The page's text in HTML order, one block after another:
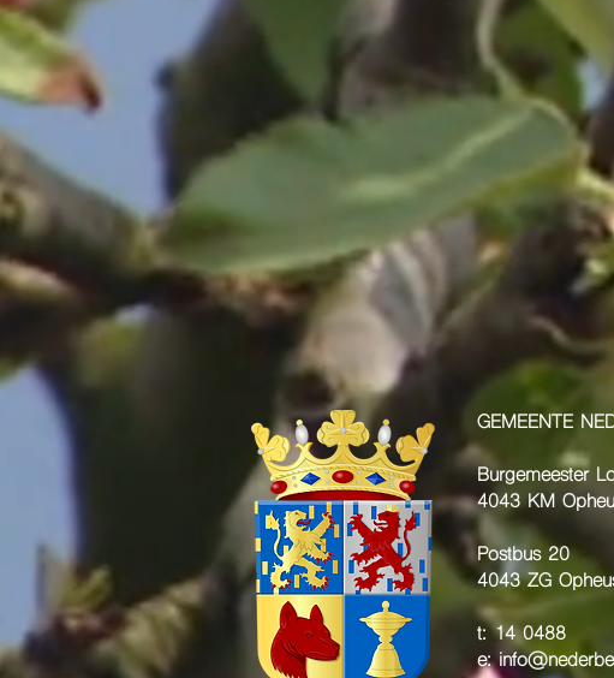
GEMEENTE
Burgemeester
4043 KM
Postbus 20
4043 ZG
t: 14 0488
e: